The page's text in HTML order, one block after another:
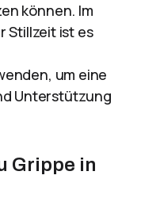
können. Im
Stillzeit ist es
um eine
Unterstützung
Grippe in